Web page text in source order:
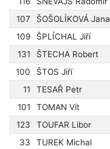
107
ŠOŠOLÍKOVÁ Jana
109
ŠPLÍCHAL Jiří
131
ŠTECHA Robert
100
ŠTOS Jiří
11
TESAŘ Petr
101
TOMAN Vít
123
TOUFAR Libor
33
TUREK Michal